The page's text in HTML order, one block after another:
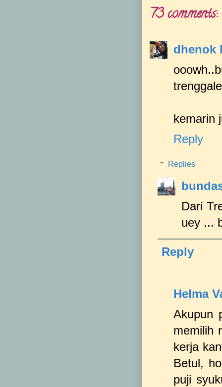
73 comments:
dhenok
kemarin
Reply
Replies
Dari
uey ...
Reply
Helma
Akupun
memilih
kerja
Betul,
puji